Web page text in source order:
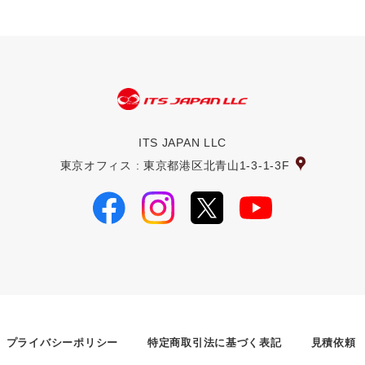
ITS JAPAN LLC
東京オフィス : 東京都港区北青山1-3-1-3F
プライバシーポリシー 特定商取引法に基づく表記 見積依頼